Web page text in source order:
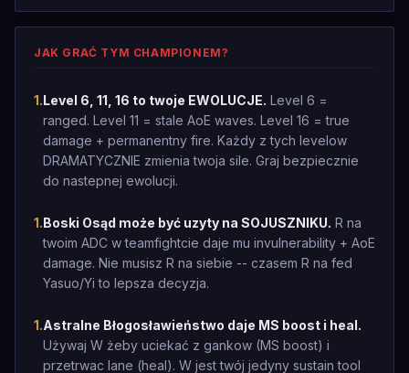
JAK GRAĆ TYM CHAMPIONEM?
1.Level 6, 11, 16 to twoje EWOLUCJE. Level 6 =
ranged. Level 11 = stale AoE waves. Level 16 = true
damage + permanentny fire. Każdy z tych levelow
DRAMATYCZNIE zmienia twoja sile. Graj bezpiecznie
do nastepnej ewolucji.
1.Boski Osąd może być uzyty na SOJUSZNIKU. R na
twoim ADC w teamfightcie daje mu invulnerability + AoE
damage. Nie musisz R na siebie -- czasem R na fed
Yasuo/Yi to lepsza decyzja.
1.Astralne Błogosławieństwo daje MS boost i heal.
Używaj W żeby uciekać z gankow (MS boost) i
przetrwac lane (heal). W jest twój jedyny sustain tool